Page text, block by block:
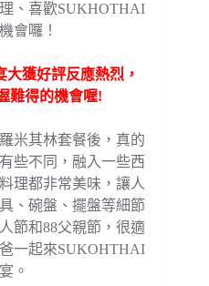
、喜歡SUKHOTHAI
會囉！
獲好評反應熱烈，
難得的機會喔!
米其林套餐後，真的
些不同，融入一些西
理都非常美味，讓人
、碗盤、擺盤等細節
節和88父親節，很適
一起來SUKOHTHAI
。